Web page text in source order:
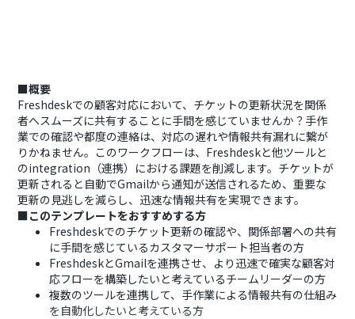
■概要
Freshdeskでの顧客対応において、チケットの更新状況を関係
者へスムーズに共有することに手間を感じていませんか？手作
業での確認や都度の連絡は、対応の遅れや情報共有漏れに繋が
りかねません。このワークフローは、Freshdeskと他ツールと
のintegration（連携）における課題を削減します。チケットが
更新されると自動でGmailから通知が送信されるため、重要な
更新の見逃しを減らし、迅速な情報共有を実現できます。
■このテンプレートをおすすめする方
Freshdeskでのチケット更新の確認や、関係部署への共有
に手間を感じているカスタマーサポート担当者の方
FreshdeskとGmailを連携させ、より迅速で確実な顧客対
応フローを構築したいと考えているチームリーダーの方
複数のツールを連携して、手作業による情報共有の仕組み
を自動化したいと考えている方